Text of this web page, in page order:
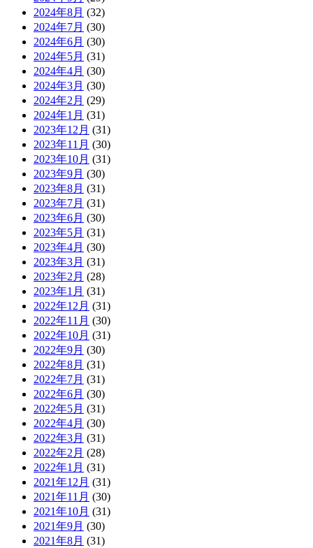
2024年8月 (32)
2024年7月 (30)
2024年6月 (30)
2024年5月 (31)
2024年4月 (30)
2024年3月 (30)
2024年2月 (29)
2024年1月 (31)
2023年12月 (31)
2023年11月 (30)
2023年10月 (31)
2023年9月 (30)
2023年8月 (31)
2023年7月 (31)
2023年6月 (30)
2023年5月 (31)
2023年4月 (30)
2023年3月 (31)
2023年2月 (28)
2023年1月 (31)
2022年12月 (31)
2022年11月 (30)
2022年10月 (31)
2022年9月 (30)
2022年8月 (31)
2022年7月 (31)
2022年6月 (30)
2022年5月 (31)
2022年4月 (30)
2022年3月 (31)
2022年2月 (28)
2022年1月 (31)
2021年12月 (31)
2021年11月 (30)
2021年10月 (31)
2021年9月 (30)
2021年8月 (31)